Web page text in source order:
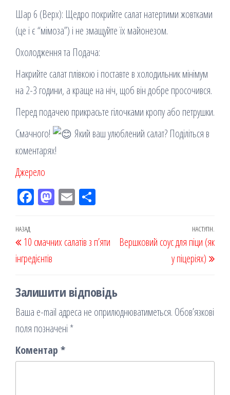
Шар 6 (Верх): Щедро покрийте салат натертими жовтками
(це і є “мімоза”) і не змащуйте їх майонезом.
Охолодження та Подача:
Накрийте салат плівкою і поставте в холодильник мінімум
на 2-3 години, а краще на ніч, щоб він добре просочився.
Перед подачею прикрасьте гілочками кропу або петрушки.
Смачного!
Який ваш улюблений салат? Поділіться в
коментарях!
Джерело
Fac
k
M
on
Em
ис
Навігація
записів
Попередній
запис
НАЗАД
10 смачних салатів з п’яти
інгредієнтів
НАСТУПН.
Вершковий соус для піци (як
у піцеріях)
Залишити відповідь
Ваша e-mail адреса не оприлюднюватиметься. Обов’язкові
поля позначені *
Коментар *